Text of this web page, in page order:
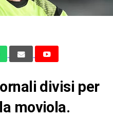
divisi per
moviola.